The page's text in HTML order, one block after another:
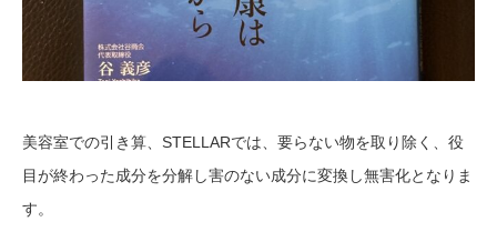
美容室での引き算、STELLARでは、要らない物を取り除く、役
目が終わった成分を分解し害のない成分に変換し無害化となりま
す。